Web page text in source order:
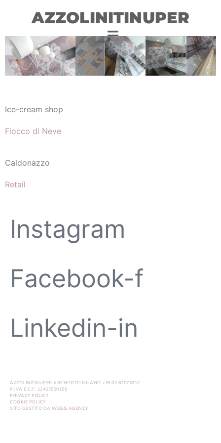
AZZOLINITINUPER
Ice-cream shop
Fiocco di Neve
Caldonazzo
Retail
Instagram
Facebook-f
Linkedin-in
AZZOLINITINUPER ARCHITETTI MILANO +39 02 67073317
P.IVA E C.F. 12437830156
PRIVACY POLICY
COOKIE POLICY
SITO GESTITO DA WEGG AGENCY